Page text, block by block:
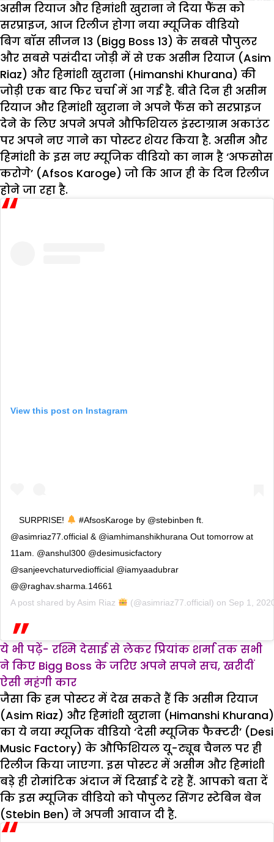
असीम रियाज और हिमांशी खुराना ने दिया फैंस को
सरप्राइज, आज रिलीज होगा नया म्यूजिक वीडियो
बिग बॉस सीजन 13 (Bigg Boss 13) के सबसे पौपुलर
और सबसे पसंदीदा जोड़ी में से एक असीम रियाज (Asim
Riaz) और हिमांशी खुराना (Himanshi Khurana) की
जोड़ी एक बार फिर चर्चा में आ गई है. बीते दिन ही असीम
रियाज और हिमांशी खुराना ने अपने फैंस को सरप्राइज
देने के लिए अपने अपने औफिशियल इंस्टाग्राम अकाउंट
पर अपने नए गाने का पोस्टर शेयर किया है. असीम और
हिमांशी के इस नए म्यूजिक वीडियो का नाम है ‘अफसोस
करोगे’ (Afsos Karoge) जो कि आज ही के दिन रिलीज
होने जा रहा है.
View this post on Instagram
SURPRISE!
#AfsosKaroge by @stebinben ft.
@asimriaz77.official & @iamhimanshikhurana Out tomorrow at
11am. @anshul300 @desimusicfactory
@sanjeevchaturvediofficial @iamyaadubrar
@@raghav.sharma.14661
A post shared by Asim Riaz (@asimriaz77.official) on Sep 1,
ये भी पढ़ें- रश्मि देसाई से लेकर प्रियांक शर्मा तक सभी
ने किए Bigg Boss के जरिए अपने सपने सच, खरीदीं
ऐसी महंगी कार
जैसा कि हम पोस्टर में देख सकते हैं कि असीम रियाज
(Asim Riaz) और हिमांशी खुराना (Himanshi Khurana)
का ये नया म्यूजिक वीडियो ‘देसी म्यूजिक फैक्टरी’ (Desi
Music Factory) के औफिशियल यू-ट्यूब चैनल पर ही
रिलीज किया जाएगा. इस पोस्टर में असीम और हिमांशी
बड़े ही रोमांटिक अंदाज में दिखाई दे रहे हैं. आपको बता दें
कि इस म्यूजिक वीडियो को पौपुलर सिंगर स्टेबिन बेन
(Stebin Ben) ने अपनी आवाज दी है.